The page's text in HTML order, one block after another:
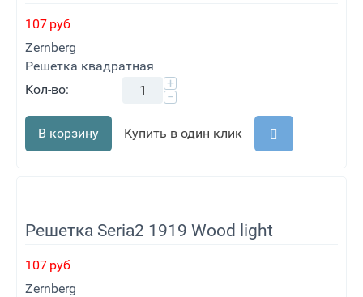
107 руб
Zernberg
Решетка квадратная
Кол-во:
+
−
В корзину Купить в один клик
Решетка Seria2 1919 Wood light
107 руб
Zernberg